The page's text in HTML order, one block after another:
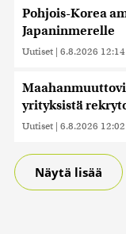
Pohjois-Korea
Japaninmerelle
Uutiset | 6.8.2026 12:14
yrityksistä
Uutiset | 6.8.2026 12:02
Näytä lisää